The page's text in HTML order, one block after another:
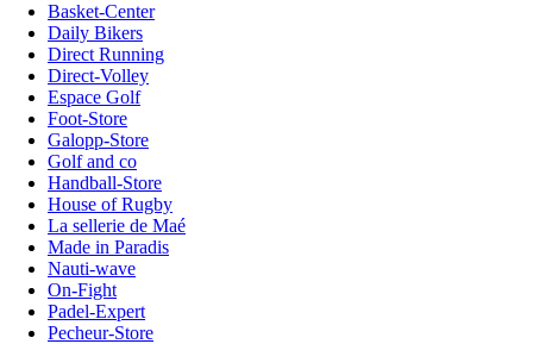
Basket-Center
Daily Bikers
Direct Running
Direct-Volley
Espace Golf
Foot-Store
Galopp-Store
Golf and co
Handball-Store
House of Rugby
La sellerie de Maé
Made in Paradis
Nauti-wave
On-Fight
Padel-Expert
Pecheur-Store